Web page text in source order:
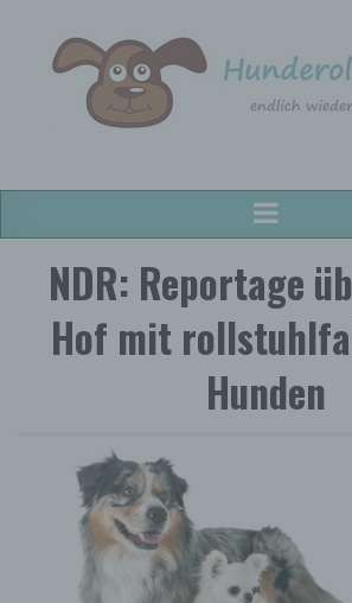
Hunderollstuhl.eu
NDR: Reportage
Hof mit
Hunden